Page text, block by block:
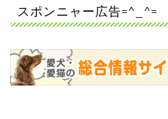
スポンニャー広告=^_^=